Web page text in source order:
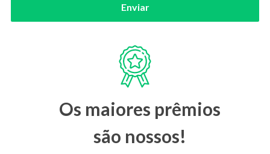
Enviar
Os maiores prêmios
são nossos!